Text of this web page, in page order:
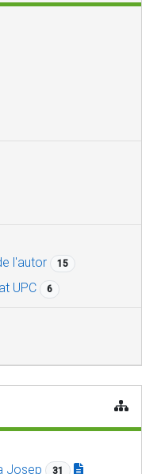
l'autor
15
UPC 6
Josep
31